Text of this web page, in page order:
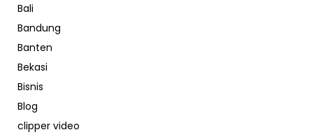
Bali
Bandung
Banten
Bekasi
Bisnis
Blog
clipper video